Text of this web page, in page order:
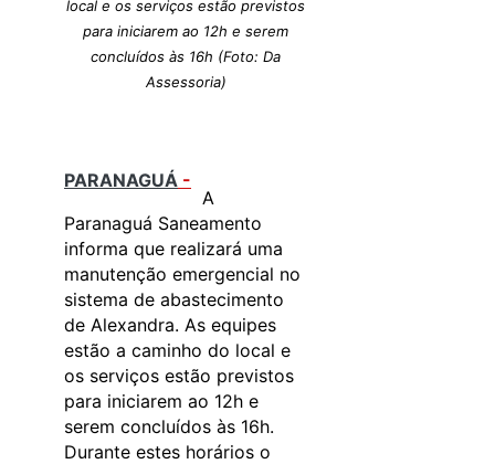
local e os serviços estão previstos
para iniciarem ao 12h e serem
concluídos às 16h (Foto: Da
Assessoria)
PARANAGUÁ -
A
Paranaguá Saneamento
informa que realizará uma
manutenção emergencial no
sistema de abastecimento
de Alexandra. As equipes
estão a caminho do local e
os serviços estão previstos
para iniciarem ao 12h e
serem concluídos às 16h.
Durante estes horários o